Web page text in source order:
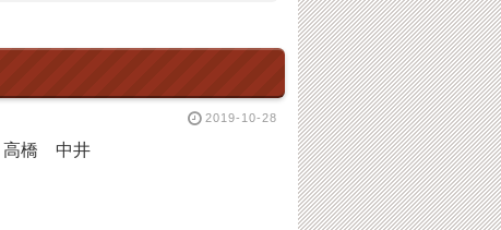
2019-10-28
高橋 中井